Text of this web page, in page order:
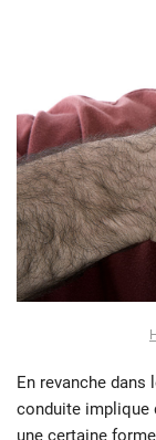
En revanche dans
conduite implique
une certaine